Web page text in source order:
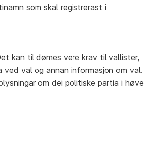
som skal registrerast i
kan til dømes vere krav til vallister,
val og annan informasjon om val.
om dei politiske partia i høve